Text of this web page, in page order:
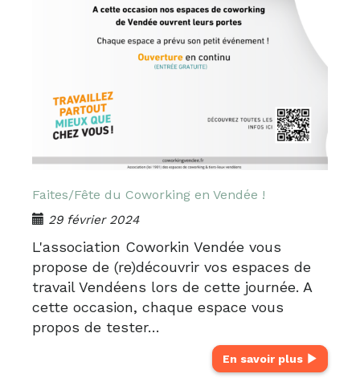
Faites/Fête du Coworking en Vendée !
29 février 2024
L'association Coworkin Vendée vous
propose de (re)découvrir vos espaces de
travail Vendéens lors de cette journée. A
cette occasion, chaque espace vous
propos de tester…
En savoir plus